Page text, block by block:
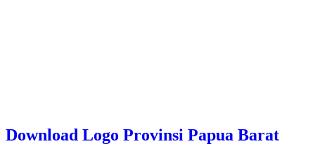
Download Logo Provinsi Papua Barat